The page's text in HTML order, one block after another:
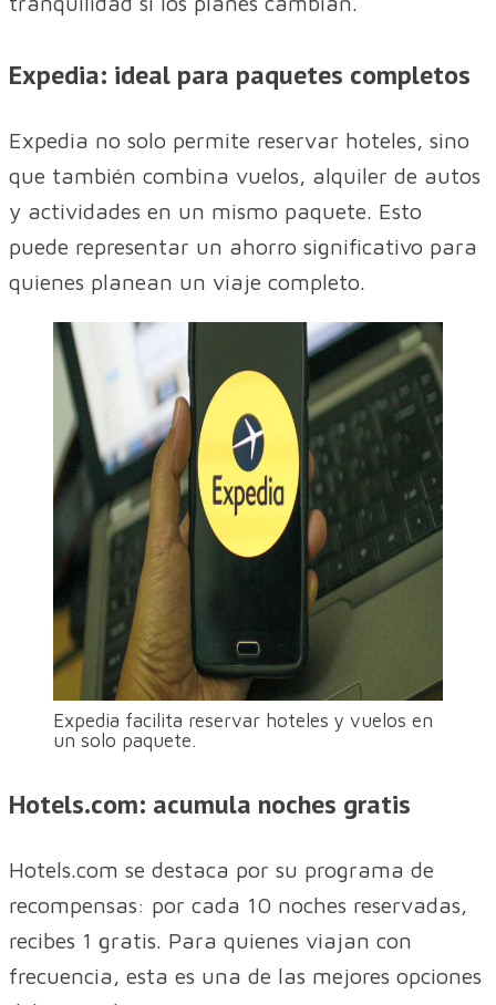
Expedia: ideal para paquetes completos
Expedia no solo permite reservar hoteles, sino
que también combina vuelos, alquiler de autos
y actividades en un mismo paquete. Esto
puede representar un ahorro significativo para
quienes planean un viaje completo.
Expedia facilita reservar hoteles y vuelos en
un solo paquete.
Hotels.com: acumula noches gratis
Hotels.com se destaca por su programa de
recompensas: por cada 10 noches reservadas,
recibes 1 gratis. Para quienes viajan con
frecuencia, esta es una de las mejores opciones